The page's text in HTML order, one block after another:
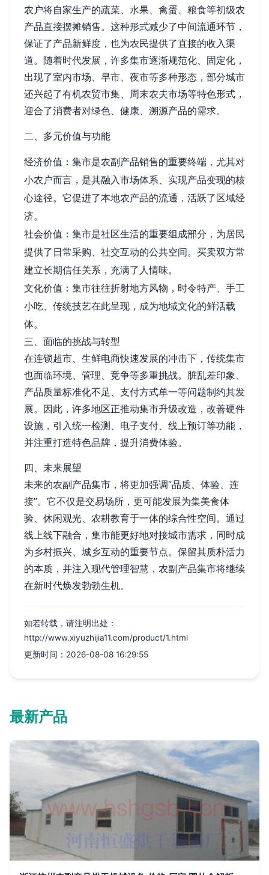
农户将自家生产的蔬菜、水果、禽蛋、粮食等初级农
产品直接摆摊销售。这种形式减少了中间流通环节，
保证了产品新鲜度，也为农民提供了直接的收入渠
道。随着时代发展，许多集市逐渐规范化、固定化，
出现了室内市场、早市、夜市等多种形态，部分城市
还兴起了有机农贸市集、周末农夫市场等特色形式，
迎合了消费者对绿色、健康、溯源产品的需求。
二、多元价值与功能
经济价值：集市是农副产品销售的重要终端，尤其对
小农户而言，是其融入市场体系、实现产品变现的核
心途径。它促进了本地农产品的流通，活跃了区域经
济。
社会价值：集市是社区生活的重要组成部分，为居民
提供了日常采购、社交互动的公共空间。买卖双方常
建立长期信任关系，充满了人情味。
文化价值：集市往往折射地方风物，时令特产、手工
小吃、传统技艺在此呈现，成为地域文化的鲜活载
体。
三、面临的挑战与转型
在连锁超市、生鲜电商快速发展的冲击下，传统集市
也面临环境、管理、竞争等多重挑战。脏乱差印象、
产品质量标准化不足、支付方式单一等问题制约其发
展。因此，许多地区正推动集市升级改造，改善硬件
设施，引入统一检测、电子支付、线上预订等功能，
并注重打造特色品牌，提升消费体验。
四、未来展望
未来的农副产品集市，将更加强调“品质、体验、连
接”。它不仅是交易场所，更可能发展为集美食体
验、休闲观光、农耕教育于一体的综合性空间。通过
线上线下融合，集市能更好地对接城市需求，同时成
为乡村振兴、城乡互动的重要节点。保留其质朴活力
的本质，并注入现代管理智慧，农副产品集市将继续
在新时代焕发勃勃生机。
如若转载，请注明出处：
http://www.xiyuzhijia11.com/product/1.html
更新时间：2026-08-08 16:29:55
最新产品